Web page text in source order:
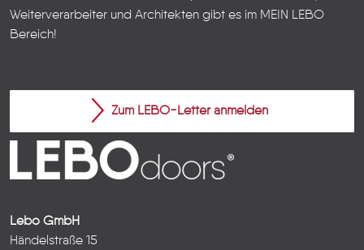
Weiterverarbeiter und Architekten gibt es im MEIN LEBO
Bereich!
Zum LEBO-Letter anmelden
Lebo GmbH
Händelstraße 15